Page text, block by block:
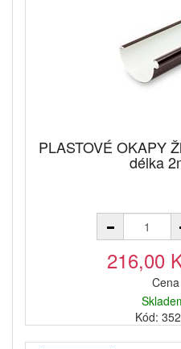
PLASTOVÉ OKAPY
délka
216,00
Kód: